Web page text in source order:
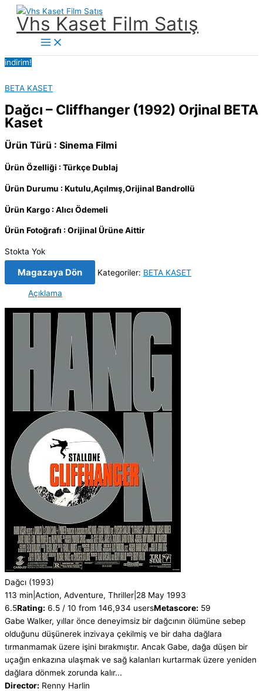
İçeriğe
Vhs Kaset Film Satış
Main
Menu
indirim!
BETA KASET
Dağcı – Cliffhanger (1992) Orjinal BETA
Kaset
Ürün Türü : Sinema Filmi
Ürün Özelliği : Türkçe Dublaj
Ürün Durumu : Kutulu,Açılmış,Orijinal Bandrollü
Ürün Kargo : Alıcı Ödemeli
Ürün Fotoğrafı : Orijinal Ürüne Aittir
Stokta Yok
Magazaya Dön Kategoriler: BETA KASET
Açıklama
Dağcı (1993)
113 min Action, Adventure, Thriller 28 May 1993
6.5Rating: 6.5 / 10 from 146,934 usersMetascore: 59
Gabe Walker, yıllar önce deneyimsiz bir dağcının ölümüne sebep
olduğunu düşünerek inzivaya çekilmiş ve bir daha dağlara
tırmanmamak üzere işini bırakmıştır. Ancak Gabe, dağa düşen bir
uçağın enkazına ulaşmak ve sağ kalanları kurtarmak üzere yeniden
dağlara dönmek zorunda kalır...
Director: Renny Harlin